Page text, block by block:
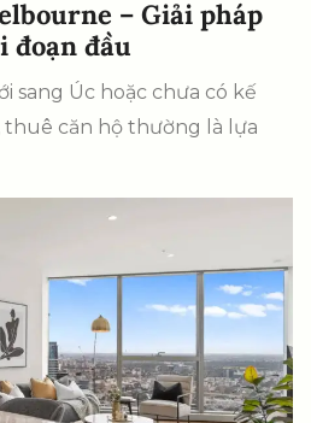
– Giải pháp
đoạn đầu
sang Úc hoặc chưa có kế
thuê căn hộ thường là lựa